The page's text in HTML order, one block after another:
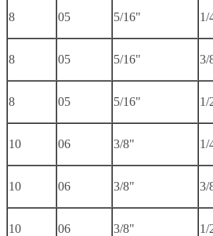
8 05 5/16" 1/
8 05 5/16" 3/
8 05 5/16" 1/
10 06 3/8" 1/
10 06 3/8" 3/
10 06 3/8" 1/